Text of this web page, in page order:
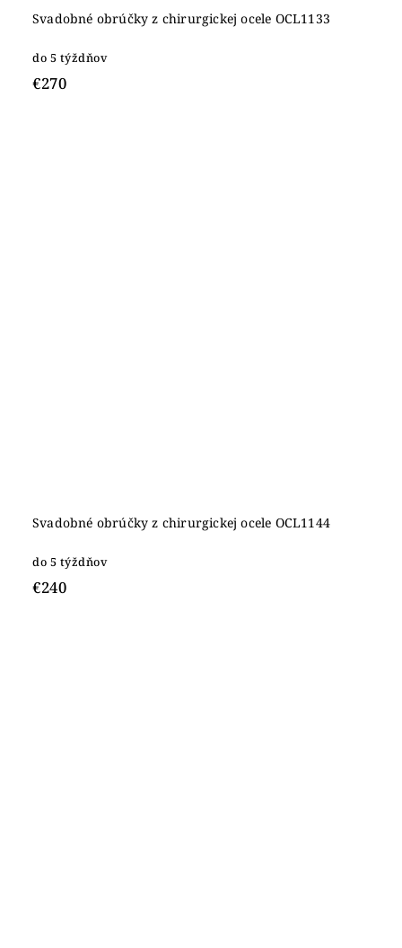
Svadobné obrúčky z chirurgickej ocele OCL1133
do 5 týždňov
€270
Svadobné obrúčky z chirurgickej ocele OCL1144
do 5 týždňov
€240